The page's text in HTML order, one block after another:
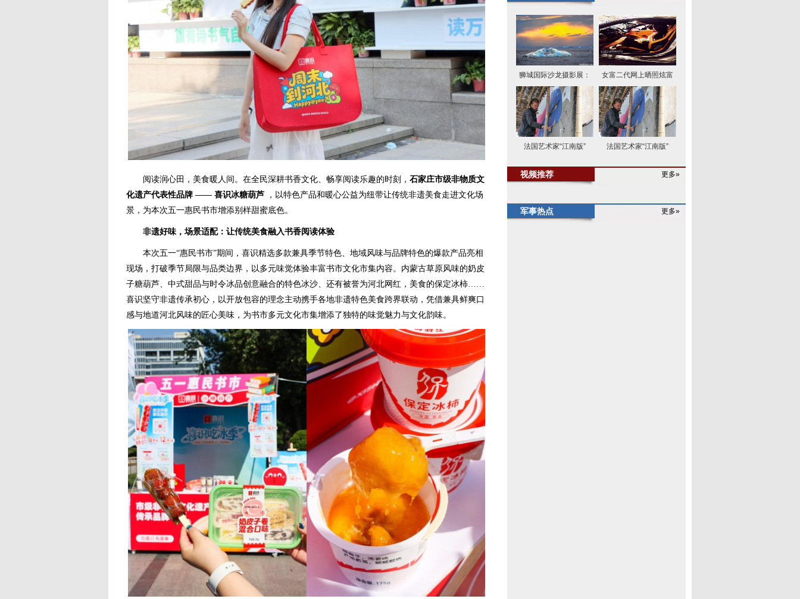
阅读润心田，美食暖人间。在全民深耕书香文化、畅享阅读乐趣的时刻， 石家庄市级非物质文
化遗产代表性品牌 —— 喜识冰糖葫芦 ，以特色产品和暖心公益为纽带让传统非遗美食走进文化场
景，为本次五一惠民书市增添别样甜蜜底色。
非遗好味，场景适配：让传统美食融入书香阅读体验
本次五一“惠民书市”期间，喜识精选多款兼具季节特色、地域风味与品牌特色的爆款产品亮相
现场，打破季节局限与品类边界，以多元味觉体验丰富书市文化市集内容。内蒙古草原风味的奶皮
子糖葫芦、中式甜品与时令冰品创意融合的特色冰沙、还有被誉为河北网红，美食的保定冰柿……
喜识坚守非遗传承初心，以开放包容的理念主动携手各地非遗特色美食跨界联动，凭借兼具鲜爽口
感与地道河北风味的匠心美味，为书市多元文化市集增添了独特的味觉魅力与文化韵味。
狮城国际沙龙摄影展： 女富二代网上晒照炫富
法国艺术家“江南版” 法国艺术家“江南版”
视频推荐 更多»
军事热点 更多»